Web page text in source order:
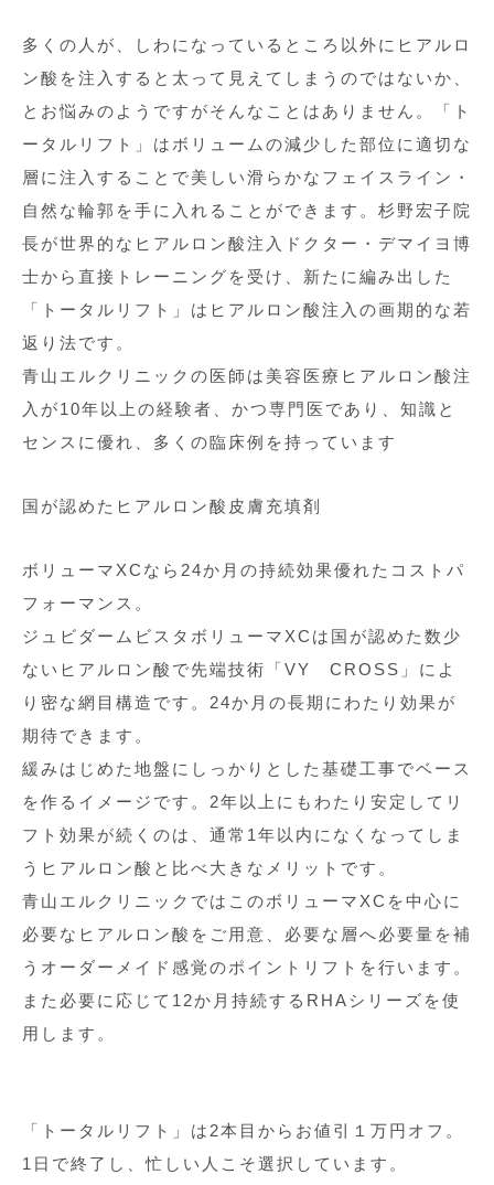
多くの人が、しわになっているところ以外にヒアルロ
ン酸を注入すると太って見えてしまうのではないか、
とお悩みのようですがそんなことはありません。「ト
ータルリフト」はボリュームの減少した部位に適切な
層に注入することで美しい滑らかなフェイスライン・
自然な輪郭を手に入れることができます。杉野宏子院
長が世界的なヒアルロン酸注入ドクター・デマイヨ博
士から直接トレーニングを受け、新たに編み出した
「トータルリフト」はヒアルロン酸注入の画期的な若
返り法です。
青山エルクリニックの医師は美容医療ヒアルロン酸注
入が10年以上の経験者、かつ専門医であり、知識と
センスに優れ、多くの臨床例を持っています
国が認めたヒアルロン酸皮膚充填剤
ボリューマXCなら24か月の持続効果優れたコストパ
フォーマンス。
ジュビダームビスタボリューマXCは国が認めた数少
ないヒアルロン酸で先端技術「VY CROSS」によ
り密な網目構造です。24か月の長期にわたり効果が
期待できます。
緩みはじめた地盤にしっかりとした基礎工事でベース
を作るイメージです。2年以上にもわたり安定してリ
フト効果が続くのは、通常1年以内になくなってしま
うヒアルロン酸と比べ大きなメリットです。
青山エルクリニックではこのボリューマXCを中心に
必要なヒアルロン酸をご用意、必要な層へ必要量を補
うオーダーメイド感覚のポイントリフトを行います。
また必要に応じて12か月持続するRHAシリーズを使
用します。
「トータルリフト」は2本目からお値引１万円オフ。
1日で終了し、忙しい人こそ選択しています。